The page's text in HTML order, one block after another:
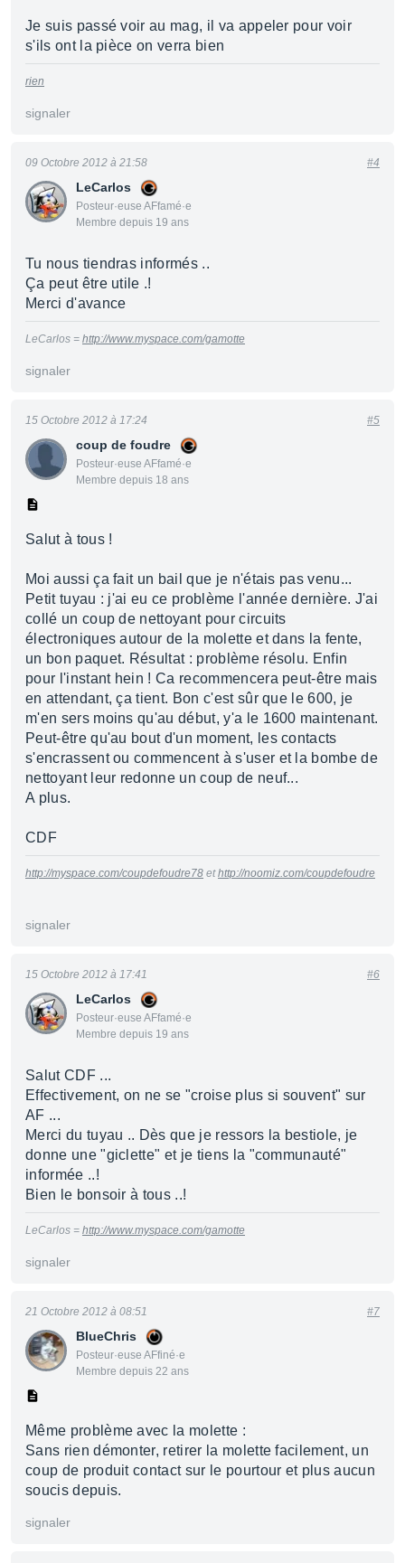
Je suis passé voir au mag, il va appeler pour voir
s'ils ont la pièce on verra bien
rien
signaler
LeCarlos
Posteur·euse AFfamé·e
Membre depuis 19 ans
09 Octobre 2012 à 21:58 #4
Tu nous tiendras informés ..
Ça peut être utile .!
Merci d'avance
LeCarlos = http://www.myspace.com/gamotte
signaler
coup de foudre
Posteur·euse AFfamé·e
Membre depuis 18 ans
15 Octobre 2012 à 17:24 #5
Salut à tous !
Moi aussi ça fait un bail que je n'étais pas venu...
Petit tuyau : j'ai eu ce problème l'année dernière. J'ai
collé un coup de nettoyant pour circuits
électroniques autour de la molette et dans la fente,
un bon paquet. Résultat : problème résolu. Enfin
pour l'instant hein ! Ca recommencera peut-être mais
en attendant, ça tient. Bon c'est sûr que le 600, je
m'en sers moins qu'au début, y'a le 1600 maintenant.
Peut-être qu'au bout d'un moment, les contacts
s'encrassent ou commencent à s'user et la bombe de
nettoyant leur redonne un coup de neuf...
A plus.
CDF
http://myspace.com/coupdefoudre78 ethttp://noomiz.com/coupdefoudre
signaler
LeCarlos
Posteur·euse AFfamé·e
Membre depuis 19 ans
15 Octobre 2012 à 17:41 #6
Salut CDF ...
Effectivement, on ne se "croise plus si souvent" sur
AF ...
Merci du tuyau .. Dès que je ressors la bestiole, je
donne une "giclette" et je tiens la "communauté"
informée ..!
Bien le bonsoir à tous ..!
LeCarlos = http://www.myspace.com/gamotte
signaler
BlueChris
Posteur·euse AFfiné·e
Membre depuis 22 ans
21 Octobre 2012 à 08:51 #7
Même problème avec la molette :
Sans rien démonter, retirer la molette facilement, un
coup de produit contact sur le pourtour et plus aucun
soucis depuis.
signaler